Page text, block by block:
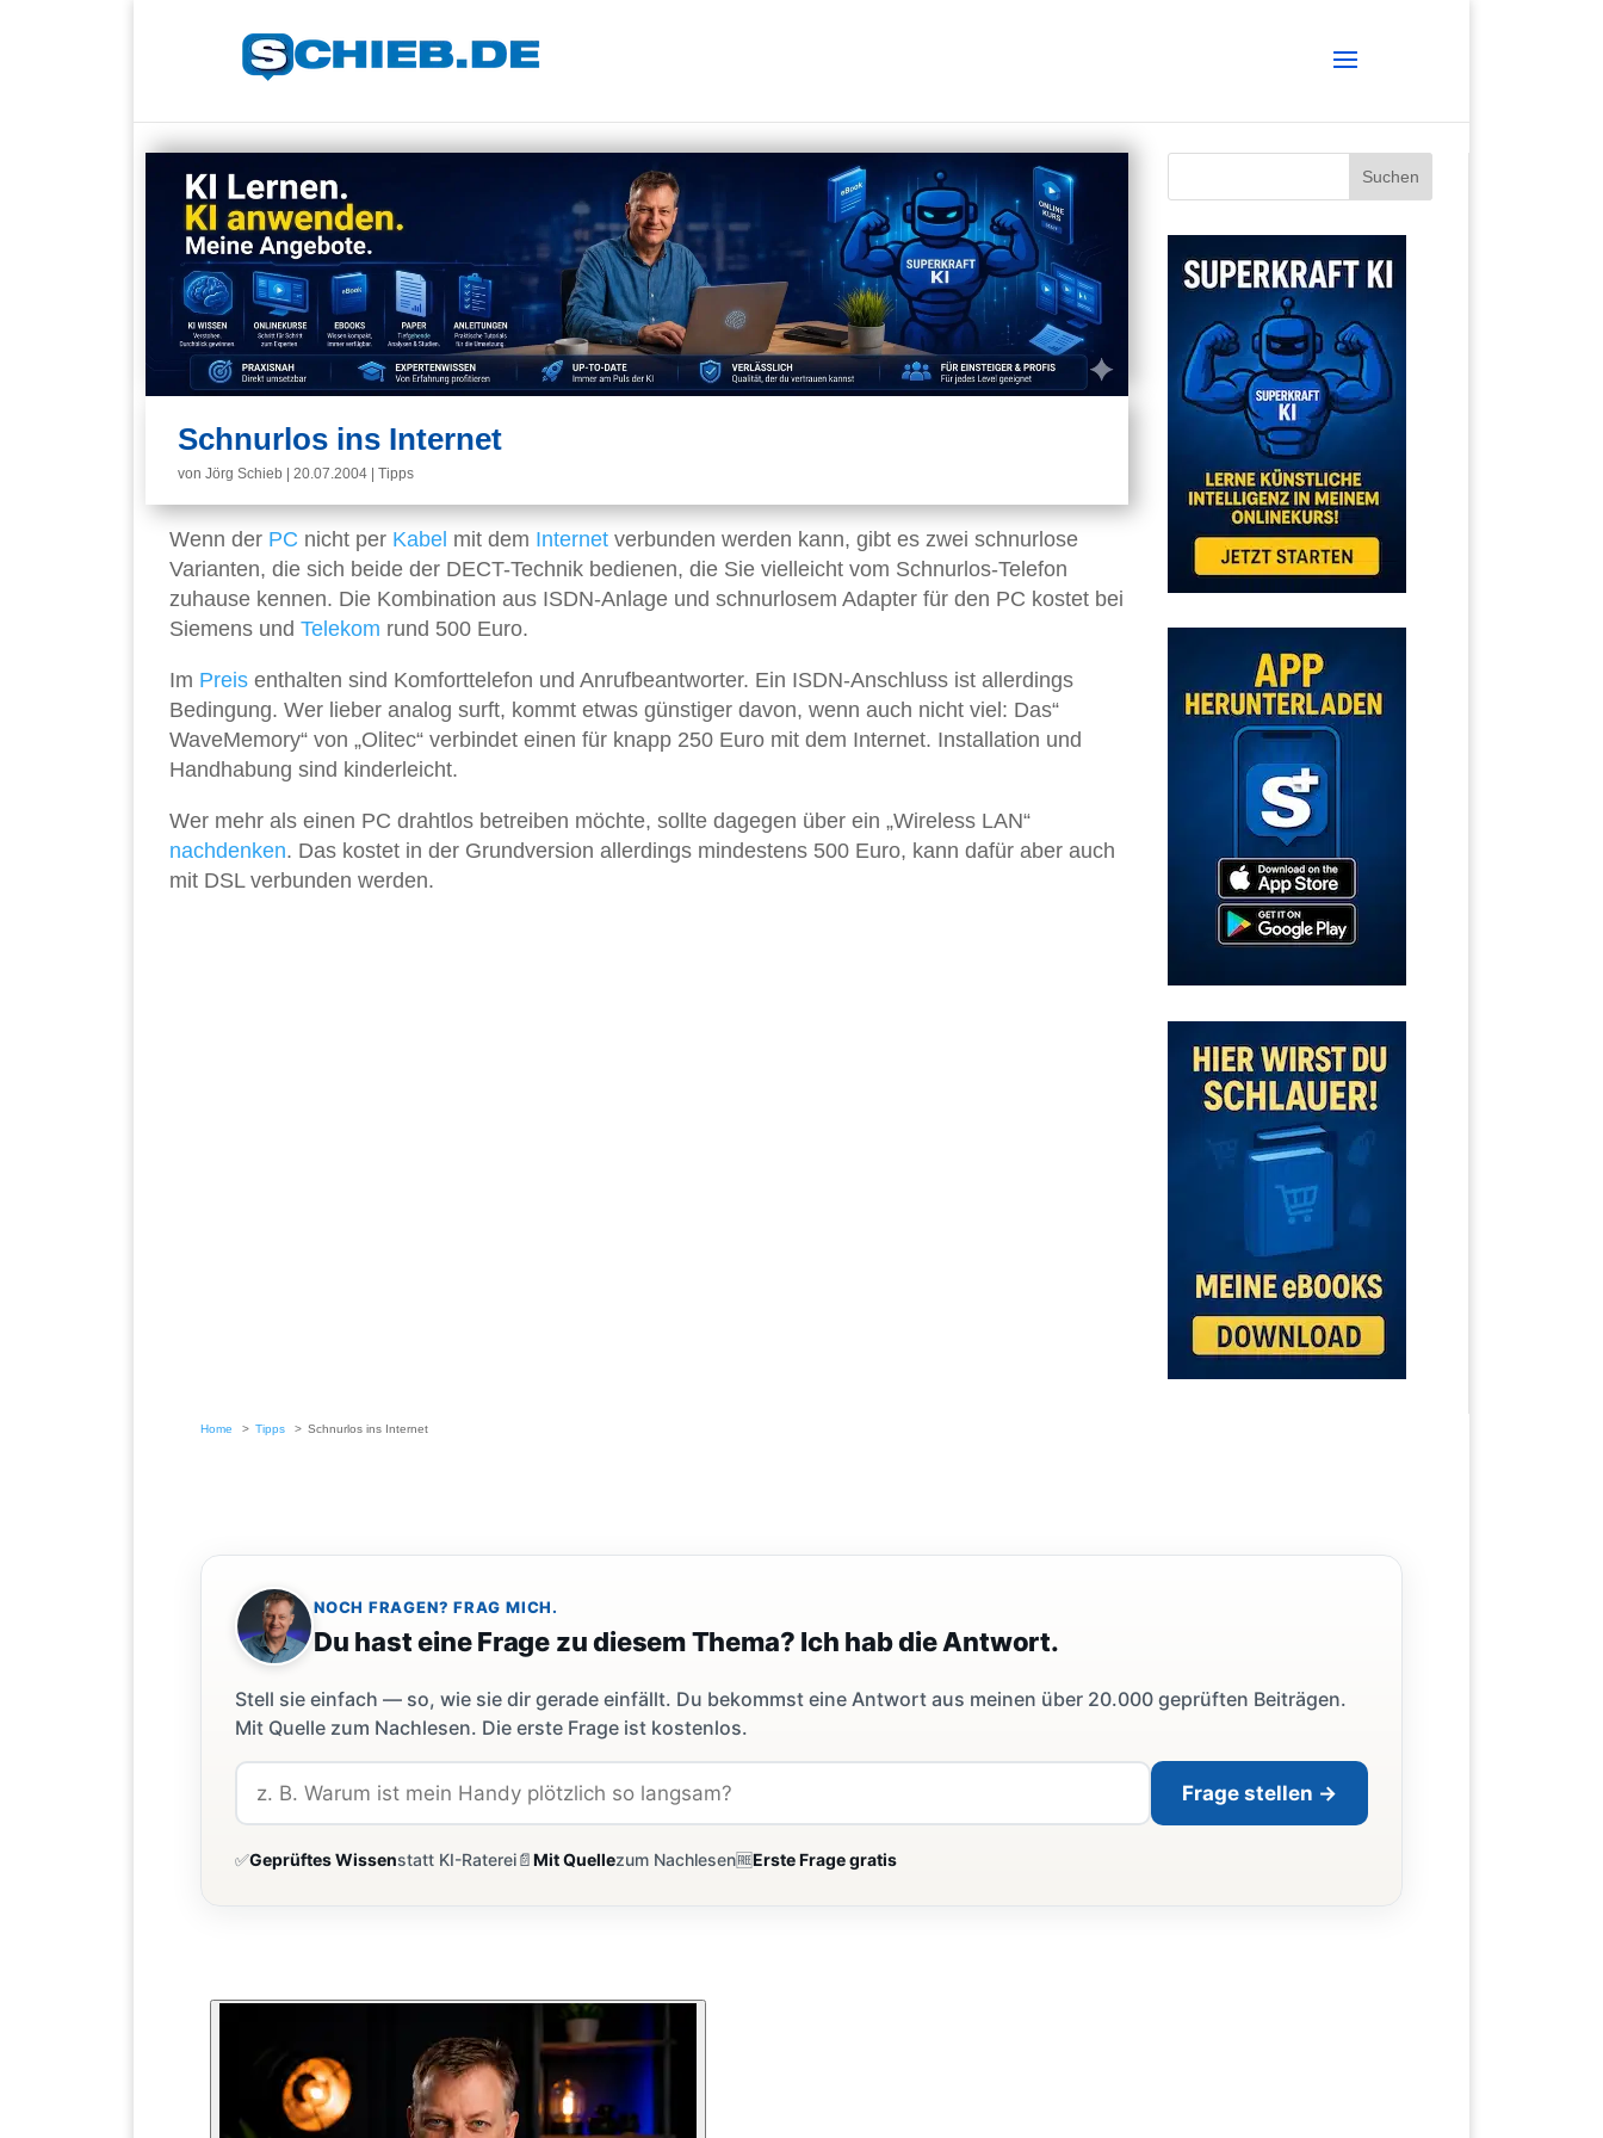
Schnurlos ins Internet
von Jörg Schieb 20.07.2004 Tipps
Wenn der PC nicht per Kabel mit dem Internet verbunden werden kann, gibt es zwei schnurlose
Varianten, die sich beide der DECT-Technik bedienen, die Sie vielleicht vom Schnurlos-Telefon
zuhause kennen. Die Kombination aus ISDN-Anlage und schnurlosem Adapter für den PC kostet bei
Siemens und Telekom rund 500 Euro.
Im Preis enthalten sind Komforttelefon und Anrufbeantworter. Ein ISDN-Anschluss ist allerdings
Bedingung. Wer lieber analog surft, kommt etwas günstiger davon, wenn auch nicht viel: Das“
WaveMemory“ von „Olitec“ verbindet einen für knapp 250 Euro mit dem Internet. Installation und
Handhabung sind kinderleicht.
Wer mehr als einen PC drahtlos betreiben möchte, sollte dagegen über ein „Wireless LAN“
nachdenken. Das kostet in der Grundversion allerdings mindestens 500 Euro, kann dafür aber auch
mit DSL verbunden werden.
Home Tipps Schnurlos ins Internet
NOCH FRAGEN? FRAG MICH.
Du hast eine Frage zu diesem Thema? Ich hab die Antwort.
Stell sie einfach — so, wie sie dir gerade einfällt. Du bekommst eine Antwort aus meinen über 20.000 geprüften Beiträgen.
Mit Quelle zum Nachlesen. Die erste Frage ist kostenlos.
Frage stellen →
✅Geprüftes Wissenstatt KI-Raterei📄Mit Quellezum Nachlesen🆓Erste Frage gratis